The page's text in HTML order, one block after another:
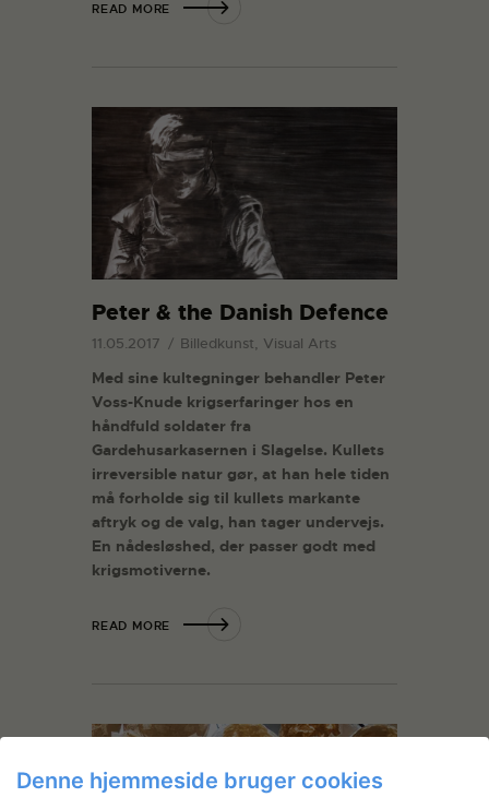
READ MORE
Peter & the Danish Defence
11.05.2017 Billedkunst, Visual Arts
Med sine kultegninger behandler Peter
Voss-Knude krigserfaringer hos en
håndfuld soldater fra
Gardehusarkasernen i Slagelse. Kullets
irreversible natur gør, at han hele tiden
må forholde sig til kullets markante
aftryk og de valg, han tager undervejs.
En nådesløshed, der passer godt med
krigsmotiverne.
READ MORE
Denne hjemmeside bruger cookies